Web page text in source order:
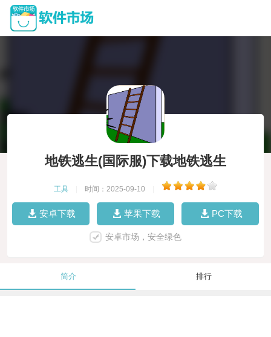
地铁逃生(国际服)下载地铁逃生
工具 时间：2025-09-10
安卓下载 苹果下载 PC下载
安卓市场，安全绿色
简介 排行